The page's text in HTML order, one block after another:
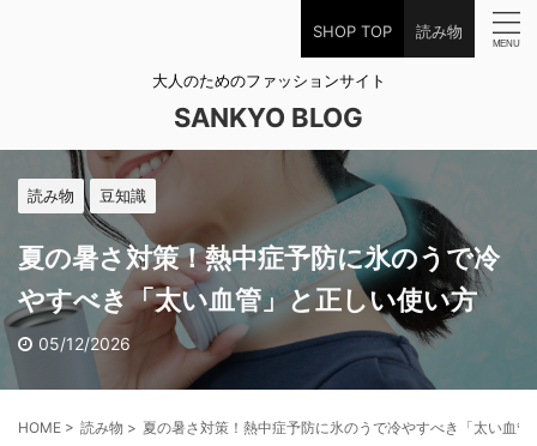
SHOP TOP 読み物
大人のためのファッションサイト
SANKYO BLOG
読み物 豆知識
夏の暑さ対策！熱中症予防に氷のうで冷
やすべき「太い血管」と正しい使い方
05/12/2026
HOME > 読み物 > 夏の暑さ対策！熱中症予防に氷のうで冷やすべき「太い血管